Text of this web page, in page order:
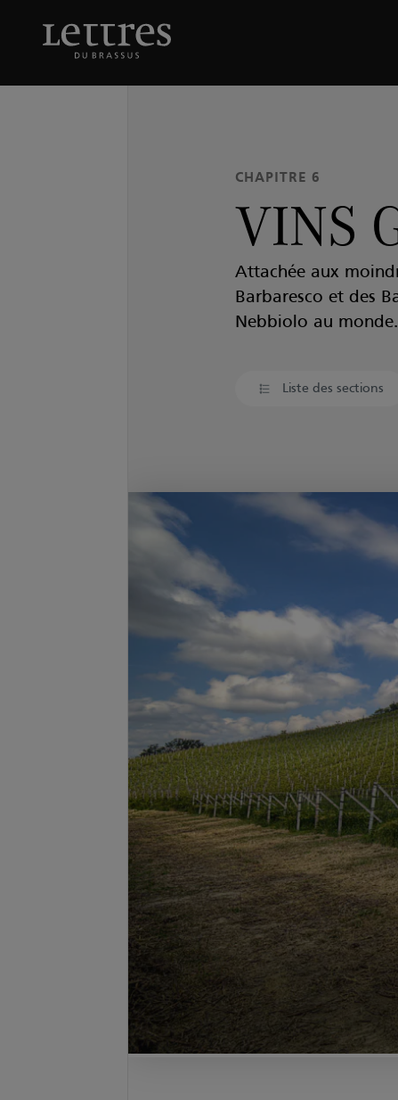
content
CHAPITRE 6
VINS
Attachée aux
Barbaresco et des
Nebbiolo au monde.
Liste des sections